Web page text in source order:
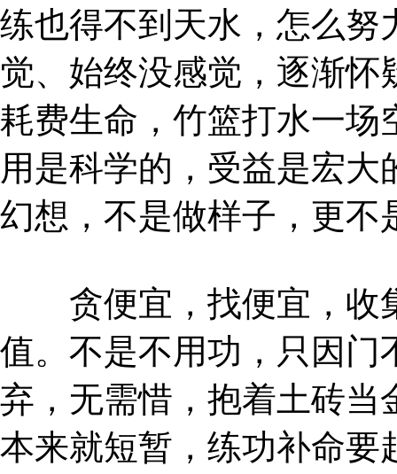
练也得不到天水，怎么努
觉、始终没感觉，逐渐
耗费生命，竹篮打水一场
用是科学的，受益是宏
幻想，不是做样子，更不
贪便宜，找便宜，收
值。不是不用功，只因门
弃，无需惜，抱着土砖当
本来就短暂，练功补命要